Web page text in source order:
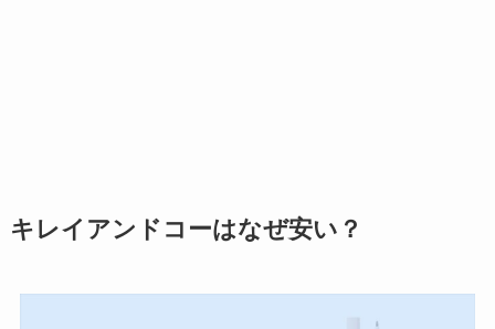
キレイアンドコーはなぜ安い？